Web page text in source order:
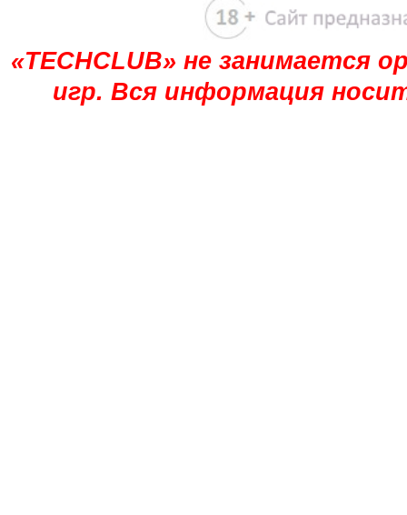
«TECHCLUB» не занимается
игр. Вся информация